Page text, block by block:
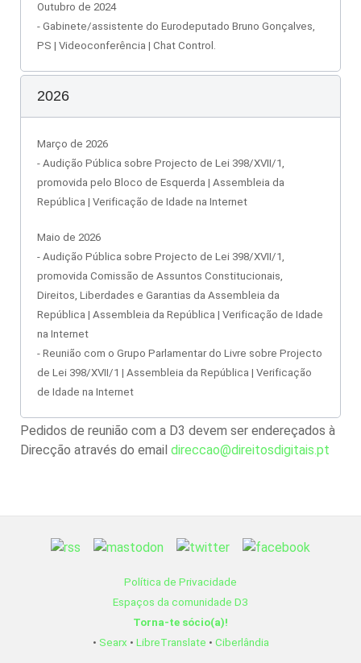
Outubro de 2024
- Gabinete/assistente do Eurodeputado Bruno Gonçalves,
PS | Videoconferência | Chat Control.
2026
Março de 2026
- Audição Pública sobre Projecto de Lei 398/XVII/1,
promovida pelo Bloco de Esquerda | Assembleia da
República | Verificação de Idade na Internet
Maio de 2026
- Audição Pública sobre Projecto de Lei 398/XVII/1,
promovida Comissão de Assuntos Constitucionais,
Direitos, Liberdades e Garantias da Assembleia da
República | Assembleia da República | Verificação de Idade
na Internet
- Reunião com o Grupo Parlamentar do Livre sobre Projecto
de Lei 398/XVII/1 | Assembleia da República | Verificação
de Idade na Internet
Pedidos de reunião com a D3 devem ser endereçados à
Direcção através do email direccao@direitosdigitais.pt
Política de Privacidade
Espaços da comunidade D3
Torna-te sócio(a)!
• Searx • LibreTranslate • Ciberlândia